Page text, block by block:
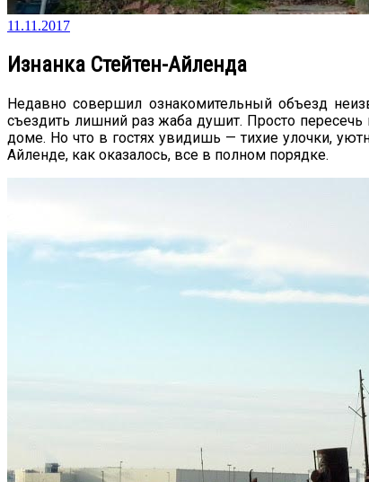
11.11.2017
Изнанка Стейтен-Айленда
Недавно совершил ознакомительный объезд
съездить лишний раз жаба душит. Просто пересечь
доме. Но что в гостях увидишь — тихие улочки,
Айленде, как оказалось, все в полном порядке.